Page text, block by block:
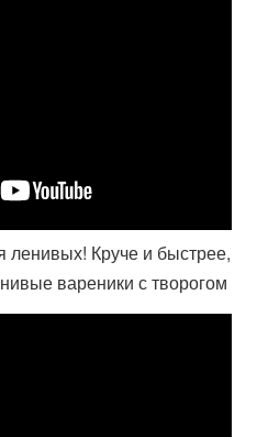
Круче и быстрее,
вареники с творогом